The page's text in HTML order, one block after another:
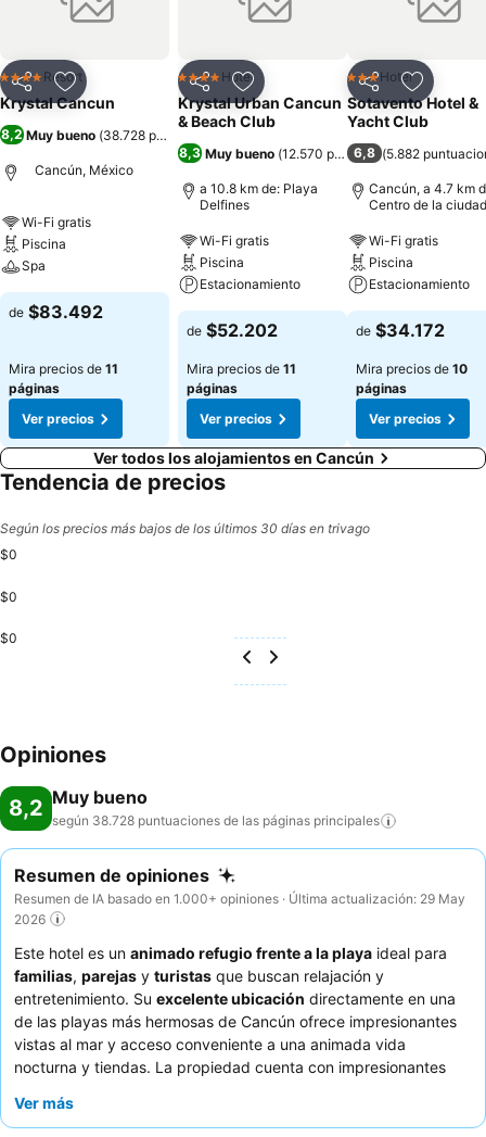
necesiten de un espacio de reunión ofrece las más avanzadas
teléfonos móviles. Para quienes viajen con niños ofrece actividades
infantiles y la posibilidad de acceder a cunas.
CompartirAgregar a favoritos
4 EstrellasResort
Krystal Cancun
8,2 Muy bueno (38.728 puntuaciones
Cancún, México
Wi-Fi gratis
Piscina
Spa
de $83.492
Mira precios de 11
páginas
Ver precios
CompartirAgregar a favoritos
4 EstrellasHotel
Krystal Urban Cancun
& Beach Club
8,3 Muy bueno (12.570 puntuaciones)
a 10.8 km de: Playa
Delfines
Wi-Fi gratis
Piscina
Estacionamiento
de $52.202
Mira precios de 11
páginas
Ver precios
CompartirAgregar
3 Estrellas
Hotel
Sotavento Hotel &
Yacht Club
6,8 (5.882
Cancún, a 4.7 km
Centro de la ciudad
Wi-Fi gratis
Piscina
Estacionamiento
de $34.172
Mira precios de 10
páginas
Ver precios
Ver todos los alojamientos en Cancún
Tendencia de precios
Según los precios más bajos de los últimos 30 días en trivago
$0
$0
$0
Opiniones
8,2 Muy bueno
según 38.728 puntuaciones de las páginas principales
Resumen de opiniones
Resumen de IA basado en 1.000+ opiniones · Última actualización: 29 May
2026
Este hotel es un animado refugio frente a la playa ideal para
familias, parejas y turistas que buscan relajación y
entretenimiento. Su excelente ubicación directamente en una
de las playas más hermosas de Cancún ofrece impresionantes
vistas al mar y acceso conveniente a una animada vida
nocturna y tiendas. La propiedad cuenta con impresionantes
particularmente las opciones japonesa e italiana, que ofrecen
Ver más